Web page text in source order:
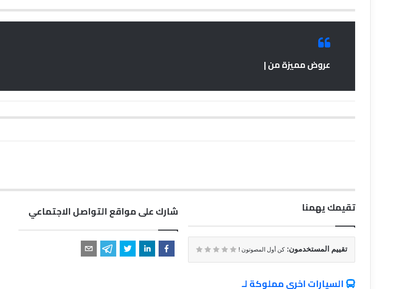
عروض مميزة من |
تقيمك يهمنا
تقييم المستخدمون: كن أول المصوتون !
شارك على مواقع التواصل الاجتماعي
السيارات اخري مملوكة لـ